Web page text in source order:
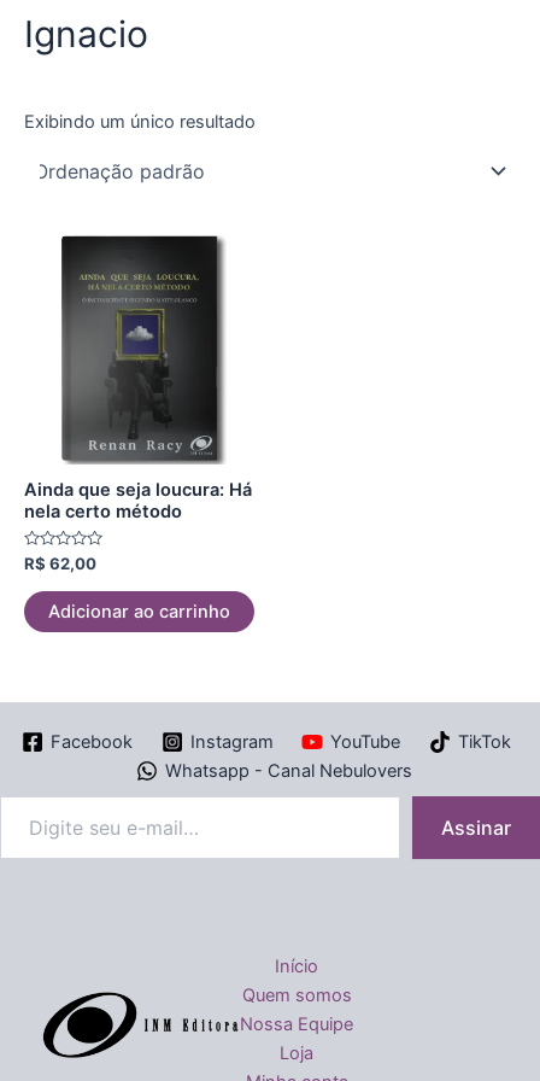
Ignacio
Exibindo um único resultado
Ainda que seja loucura: Há
nela certo método
Avaliação
de
5
R$ 62,00
Adicionar ao carrinho
Facebook Instagram YouTube
TikTok
Whatsapp - Canal Nebulovers
Assinar
Início
Quem somos
Nossa Equipe
Loja